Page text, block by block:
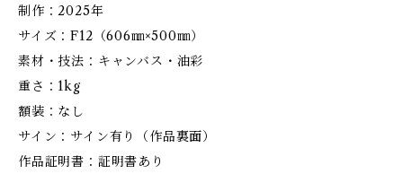
制作：2025年
サイズ：F12（606㎜×500㎜）
素材・技法：キャンバス・油彩
重さ：1kg
額装：なし
サイン：サイン有り（作品裏面）
作品証明書：証明書あり